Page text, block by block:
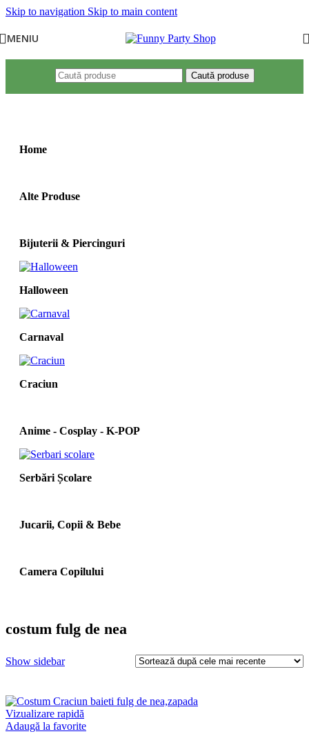
Skip to navigation Skip to main content
MENIU
Caută produse
Prima pagină/ Produse etichetate „costum fulg de nea”
Home
Alte Produse
Bijuterii & Piercinguri
Halloween
Carnaval
Craciun
Anime - Cosplay - K‑POP
Serbări Școlare
Jucarii, Copii & Bebe
Camera Copilului
costum fulg de nea
Show sidebar
Vizualizare rapidă
Adaugă la favorite